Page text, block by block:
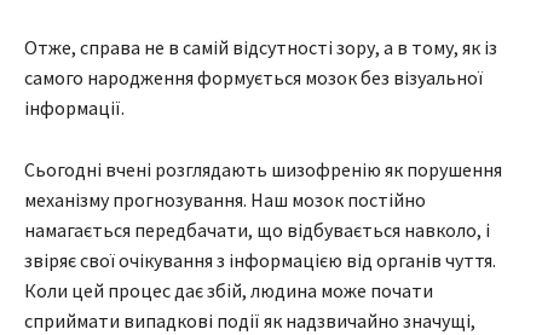
Отже, справа не в самій відсутності зору, а в тому, як із
самого народження формується мозок без візуальної
інформації.
Сьогодні вчені розглядають шизофренію як порушення
механізму прогнозування. Наш мозок постійно
намагається передбачати, що відбувається навколо, і
звіряє свої очікування з інформацією від органів чуття.
Коли цей процес дає збій, людина може почати
сприймати випадкові події як надзвичайно значущі,